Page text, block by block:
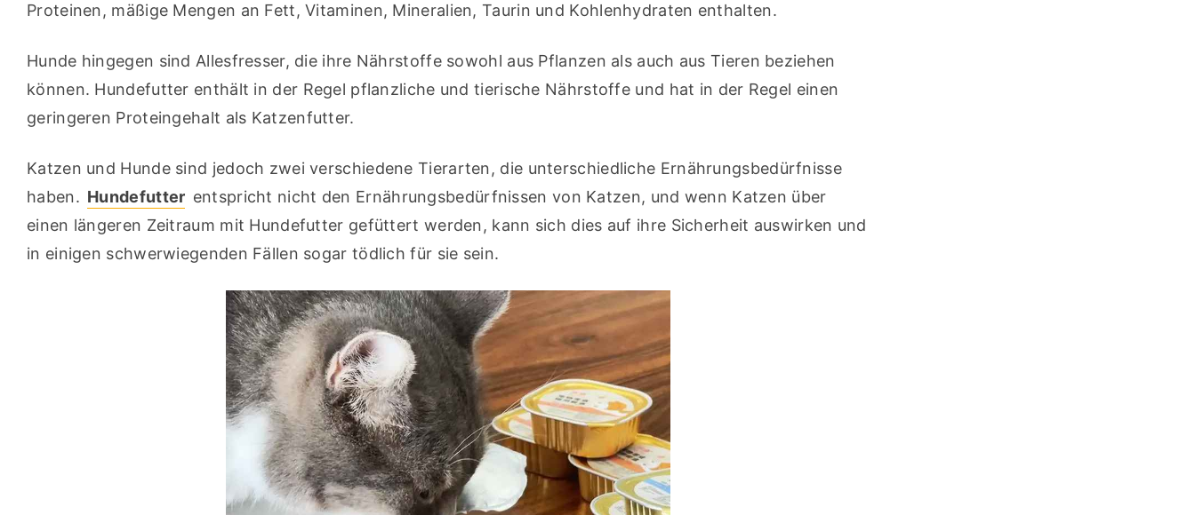
Proteinen, mäßige Mengen an Fett, Vitaminen, Mineralien, Taurin und Kohlenhydraten enthalten.
Hunde hingegen sind Allesfresser, die ihre Nährstoffe sowohl aus Pflanzen als auch aus Tieren beziehen
können. Hundefutter enthält in der Regel pflanzliche und tierische Nährstoffe und hat in der Regel einen
geringeren Proteingehalt als Katzenfutter.
Katzen und Hunde sind jedoch zwei verschiedene Tierarten, die unterschiedliche Ernährungsbedürfnisse
haben. Hundefutter entspricht nicht den Ernährungsbedürfnissen von Katzen, und wenn Katzen über
einen längeren Zeitraum mit Hundefutter gefüttert werden, kann sich dies auf ihre Sicherheit auswirken und
in einigen schwerwiegenden Fällen sogar tödlich für sie sein.